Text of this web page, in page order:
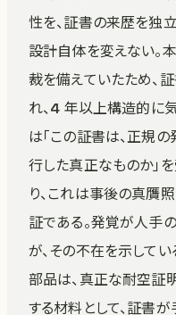
性を、証書の来歴を独
設計自体を変えない。
裁を備えていたため、
れ、4 年以上構造的に
は「この証書は、正規
行した真正なものか」
り、これは事後の真贋
証である。発覚が人手
が、その不在を示してい
部品は、真正な耐空証
する材料として、証書